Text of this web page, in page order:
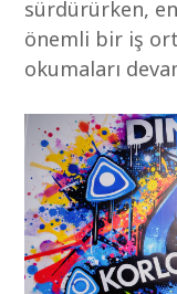
sürdürürken,
önemli bir iş
okumaları